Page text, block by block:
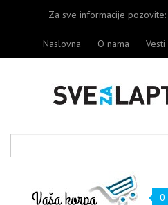
Za sve informacije pozovite:
Naslovna O nama Vesti
0